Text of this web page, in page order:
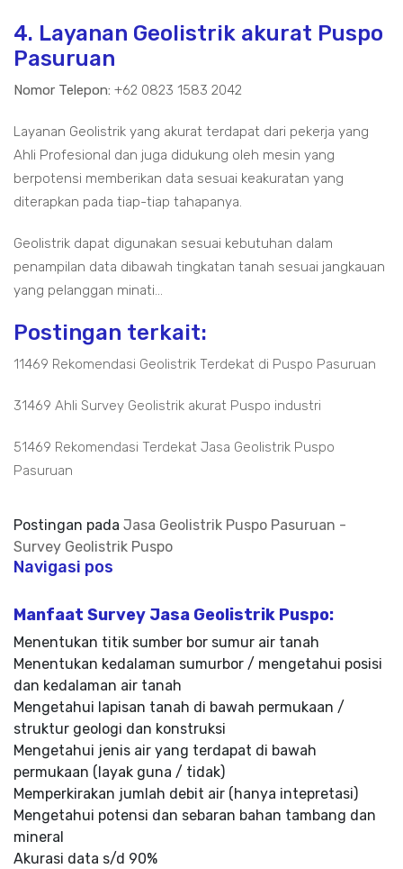
4. Layanan Geolistrik akurat Puspo
Pasuruan
Nomor Telepon: +62 0823 1583 2042
Layanan Geolistrik yang akurat terdapat dari pekerja yang
Ahli Profesional dan juga didukung oleh mesin yang
berpotensi memberikan data sesuai keakuratan yang
diterapkan pada tiap-tiap tahapanya.
Geolistrik dapat digunakan sesuai kebutuhan dalam
penampilan data dibawah tingkatan tanah sesuai jangkauan
yang pelanggan minati...
Postingan terkait:
11469 Rekomendasi Geolistrik Terdekat di Puspo Pasuruan
31469 Ahli Survey Geolistrik akurat Puspo industri
51469 Rekomendasi Terdekat Jasa Geolistrik Puspo
Pasuruan
Postingan pada Jasa Geolistrik Puspo Pasuruan -
Survey Geolistrik Puspo
Navigasi pos
Manfaat Survey Jasa Geolistrik Puspo:
Menentukan titik sumber bor sumur air tanah
Menentukan kedalaman sumurbor / mengetahui posisi
dan kedalaman air tanah
Mengetahui lapisan tanah di bawah permukaan /
struktur geologi dan konstruksi
Mengetahui jenis air yang terdapat di bawah
permukaan (layak guna / tidak)
Memperkirakan jumlah debit air (hanya intepretasi)
Mengetahui potensi dan sebaran bahan tambang dan
mineral
Akurasi data s/d 90%